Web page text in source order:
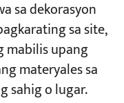
sa dekorasyon
sa site,
mabilis upang
materyales sa
sahig o lugar.